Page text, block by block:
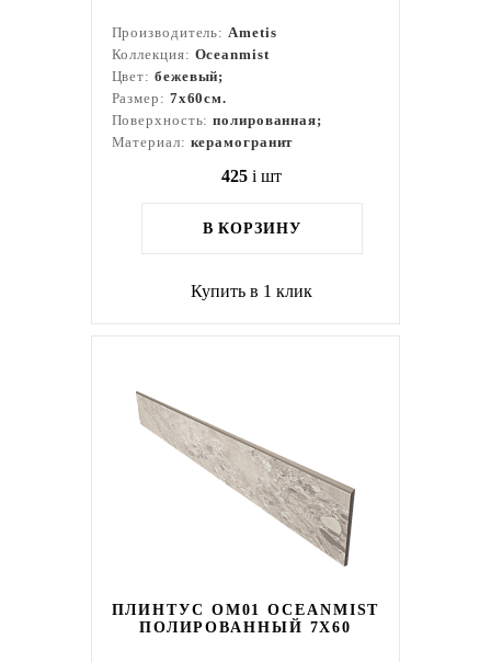
Производитель:Ametis
Коллекция: Oceanmist
Цвет: бежевый;
Размер: 7x60см.
Поверхность:полированная;
Материал: керамогранит
425 i шт
В КОРЗИНУ
Купить в 1 клик
ПЛИНТУС OM01 OCEANMIST
ПОЛИРОВАННЫЙ 7X60